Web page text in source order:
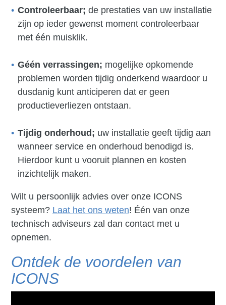
Controleerbaar; de prestaties van uw installatie
zijn op ieder gewenst moment controleerbaar
met één muisklik.
Géén verrassingen; mogelijke opkomende
problemen worden tijdig onderkend waardoor u
dusdanig kunt anticiperen dat er geen
productieverliezen ontstaan.
Tijdig onderhoud; uw installatie geeft tijdig aan
wanneer service en onderhoud benodigd is.
Hierdoor kunt u vooruit plannen en kosten
inzichtelijk maken.
Wilt u persoonlijk advies over onze ICONS
systeem? Laat het ons weten! Één van onze
technisch adviseurs zal dan contact met u
opnemen.
Ontdek de voordelen van
ICONS